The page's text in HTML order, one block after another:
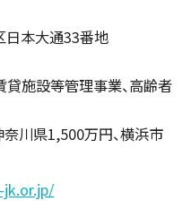
日本大通33番地
貸施設等管理事業、高齢者
川県1,500万円、横浜市